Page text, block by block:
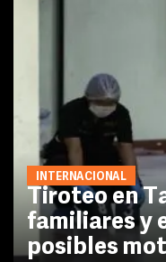
INTERNACIONAL
Tiroteo en
familiares y
posibles